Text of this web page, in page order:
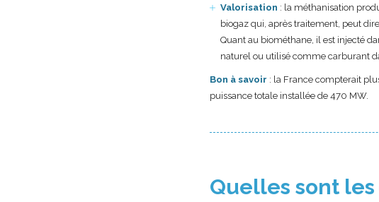
Valorisation : la méthanisation
biogaz qui, après traitement, peut
Quant au biométhane, il est injecté
naturel ou utilisé comme carburant
Bon à savoir : la France compterait
puissance totale installée de 470 MW.
Quelles sont